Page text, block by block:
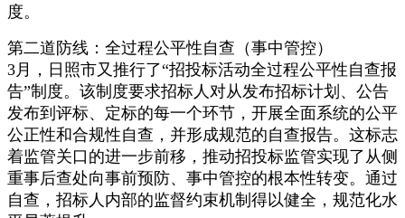
度。
第二道防线：全过程公平性自查（事中管控）
3月，日照市又推行了“招投标活动全过程公平性自查报
告”制度。该制度要求招标人对从发布招标计划、公告
发布到评标、定标的每一个环节，开展全面系统的公平
公正性和合规性自查，并形成规范的自查报告。这标志
着监管关口的进一步前移，推动招投标监管实现了从侧
重事后查处向事前预防、事中管控的根本性转变。通过
自查，招标人内部的监督约束机制得以健全，规范化水